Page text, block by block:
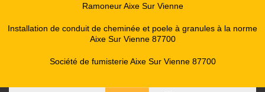
Ramoneur Aixe Sur Vienne
Installation de conduit de cheminée et poele à granules à la norme
Aixe Sur Vienne 87700
Société de fumisterie Aixe Sur Vienne 87700